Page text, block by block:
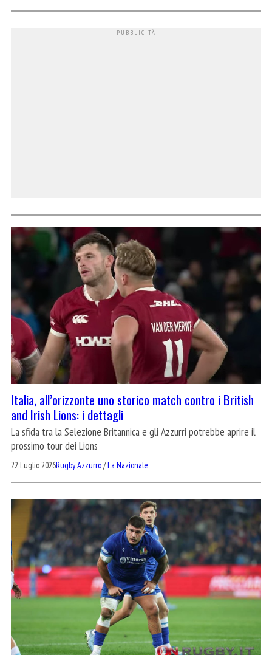
Italia, all’orizzonte uno storico match contro i British
and Irish Lions: i dettagli
La sfida tra la Selezione Britannica e gli Azzurri potrebbe aprire il
prossimo tour dei Lions
22 Luglio 2026Rugby Azzurro/La Nazionale